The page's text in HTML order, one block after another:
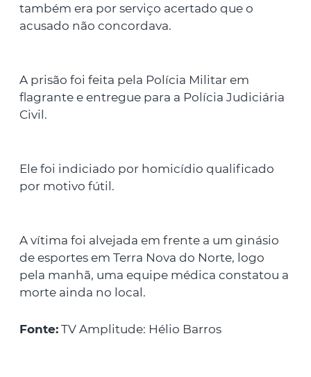
também era por serviço acertado que o
acusado não concordava.
A prisão foi feita pela Polícia Militar em
flagrante e entregue para a Polícia Judiciária
Civil.
Ele foi indiciado por homicídio qualificado
por motivo fútil.
A vítima foi alvejada em frente a um ginásio
de esportes em Terra Nova do Norte, logo
pela manhã, uma equipe médica constatou a
morte ainda no local.
Fonte: TV Amplitude: Hélio Barros